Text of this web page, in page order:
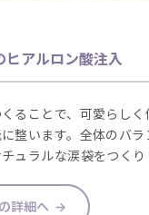
ヒアルロン酸注入
ることで、可愛らしく
整います。全体のバラ
ュラルな涙袋をつくり
詳細へ